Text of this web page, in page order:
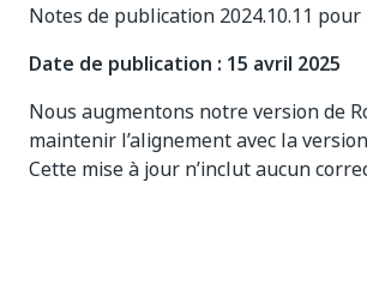
Notes de publication 2024.10.11 pour
Date de publication : 15 avril 2025
Nous augmentons notre version de
maintenir l’alignement avec la
Cette mise à jour n’inclut aucun